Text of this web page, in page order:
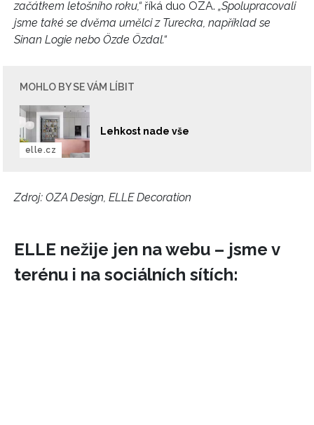
REDAKCE
začátkem letošního roku,“ říká duo OZA. „Spolupracovali
jsme také se dvěma umělci z Turecka, například se
Sinan Logie nebo Özde Özdal.“
MOHLO BY SE VÁM LÍBIT
Lehkost nade vše
elle.cz
Zdroj: OZA Design, ELLE Decoration
ELLE nežije jen na webu – jsme v
terénu i na sociálních sítích: